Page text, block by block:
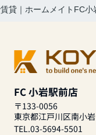
貸｜ホームメイトFC
FC 小岩駅前店
〒133-0056
東京都江戸川区南小
TEL.03-5694-5501